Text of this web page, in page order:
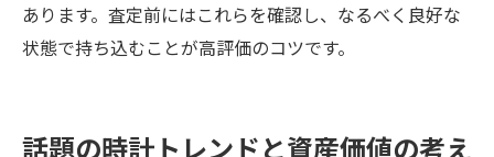
あります。査定前にはこれらを確認し、なるべく良好な
状態で持ち込むことが高評価のコツです。
話題の時計トレンドと資産価値の考え